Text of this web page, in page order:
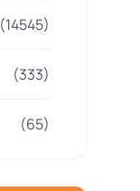
(14545)
(333)
(65)